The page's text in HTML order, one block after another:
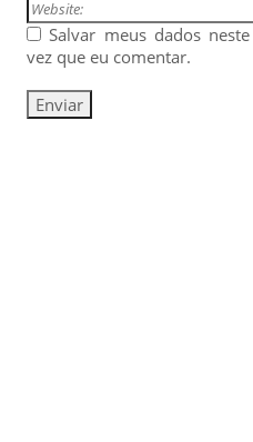
Salvar meus dados
vez que eu comentar.